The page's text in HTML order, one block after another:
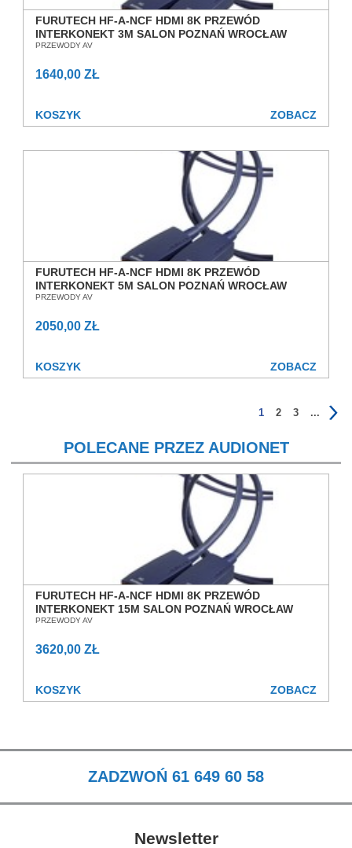
FURUTECH HF-A-NCF HDMI 8K PRZEWÓD
INTERKONEKT 3M SALON POZNAŃ WROCŁAW
PRZEWODY AV
1640,00 ZŁ
KOSZYK ZOBACZ
FURUTECH HF-A-NCF HDMI 8K PRZEWÓD
INTERKONEKT 5M SALON POZNAŃ WROCŁAW
PRZEWODY AV
2050,00 ZŁ
KOSZYK ZOBACZ
1 2 3 ...
POLECANE PRZEZ AUDIONET
FURUTECH HF-A-NCF HDMI 8K PRZEWÓD
INTERKONEKT 15M SALON POZNAŃ WROCŁAW
PRZEWODY AV
3620,00 ZŁ
KOSZYK ZOBACZ
ZADZWOŃ 61 649 60 58
Newsletter